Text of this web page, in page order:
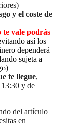
y el coste de
te vale podrás
así los
dependerá
sujeta a
te llegue,
13:30 y de
del artículo
en